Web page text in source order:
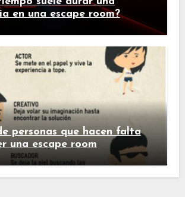
en una escape room?
personas que hacen falta
una escape room